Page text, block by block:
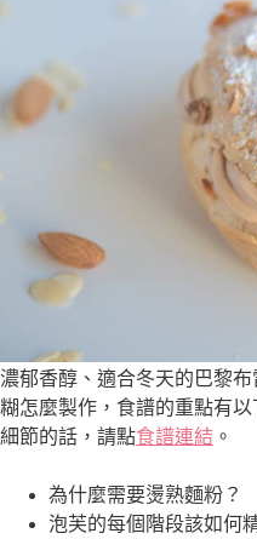
濃郁香醇、適合冬天的巴黎
糊怎麼製作，食譜的重點有
細節的話，請點食譜連結 。
為什麼需要燙熟麵粉？
泡芙的每個階段該如何